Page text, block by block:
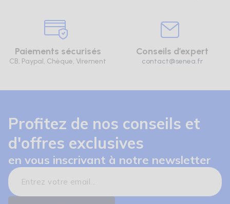
Paiements sécurisés
CB, Paypal, Chèque, Virement
Conseils d’expert
contact@senea.fr
Profitez de nos conseils et
d'offres exclusives
en vous inscrivant à notre newsletter